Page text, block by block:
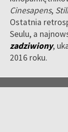
Cinesapens,
Ostatnia
Seulu, a
zadziwiony,
2016 roku.